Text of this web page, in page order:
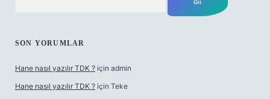
SON YORUMLAR
Hane nasıl yazılır TDK ? için admin
Hane nasıl yazılır TDK ? için Teke